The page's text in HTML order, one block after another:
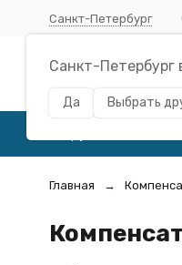
Санкт-Петербург
Санкт-Петербург
Да Выбрать
Главная